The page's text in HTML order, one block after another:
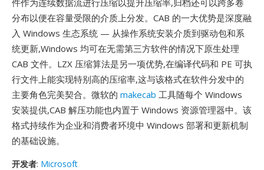
件作为连续数据流进行压缩以提升压缩率,归档还可以跨多卷
分布以便在容量受限的介质上分发。CAB 的一大优势是深度融
入 Windows 生态系统 — 从操作系统安装介质到驱动包和系
统更新,Windows 均可在无需第三方软件的情况下原生处理
CAB 文件。LZX 压缩算法是另一项优势,在编译代码和 PE 可执
行文件上能实现特别高的压缩率,这与该格式在软件分发中的
主要角色完美契合。微软的 makecab 工具随每个 Windows
安装提供,CAB 解压功能也内置于 Windows 资源管理器中。该
格式持续作为企业和消费者环境中 Windows 部署和更新机制
的基础设施。
开发者: Microsoft